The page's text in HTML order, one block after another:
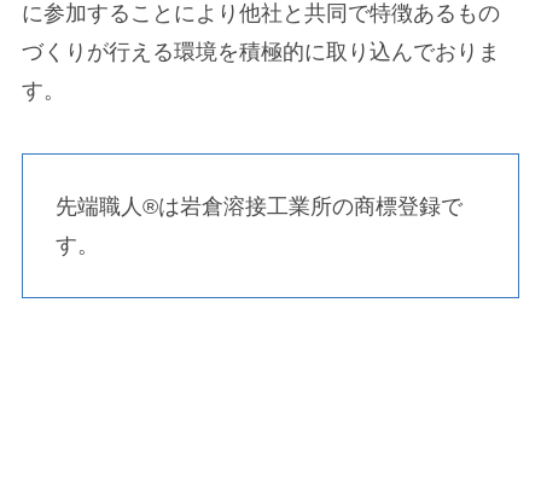
に参加することにより他社と共同で特徴あるもの
づくりが行える環境を積極的に取り込んでおりま
す。
先端職人®は岩倉溶接工業所の商標登録で
す。